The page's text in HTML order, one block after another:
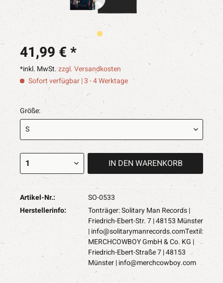
41,99 € *
*inkl. MwSt.zzgl. Versandkosten
Sofort verfügbar | 3 - 4 Werktage
Größe:
IN DEN WARENKORB
Artikel-Nr.:
SO-0533
Herstellerinfo:
Tonträger: Solitary Man Records |
Friedrich-Ebert-Str. 7 | 48153 Münster
|info@solitarymanrecords.comTextil:
MERCHCOWBOY GmbH & Co. KG |
Friedrich-Ebert-Straße 7 | 48153
Münster |info@merchcowboy.com